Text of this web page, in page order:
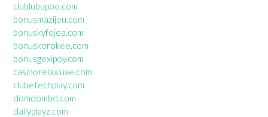
clublubupoo.com
bonusmazijeu.com
bonuskyfojea.com
bonuskorokee.com
bonusgexipoy.com
casinorelaxluxe.com
clubetechplay.com
domdombd.com
dailyplayz.com